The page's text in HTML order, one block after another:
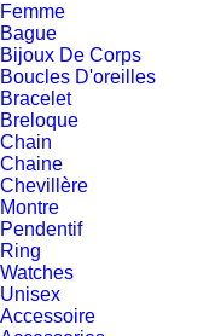
Femme
Bague
Bijoux De Corps
Boucles D'oreilles
Bracelet
Breloque
Chain
Chaine
Chevillère
Montre
Pendentif
Ring
Watches
Unisex
Accessoire